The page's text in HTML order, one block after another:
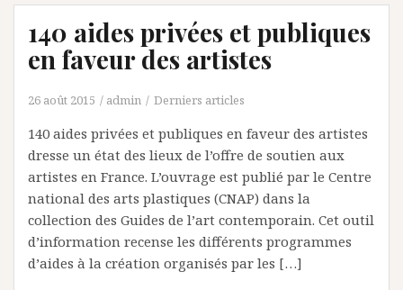
140 aides privées et publiques
en faveur des artistes
26 août 2015 admin Derniers articles
140 aides privées et publiques en faveur des artistes
dresse un état des lieux de l’offre de soutien aux
artistes en France. L’ouvrage est publié par le Centre
national des arts plastiques (CNAP) dans la
collection des Guides de l’art contemporain. Cet outil
d’information recense les différents programmes
d’aides à la création organisés par les […]